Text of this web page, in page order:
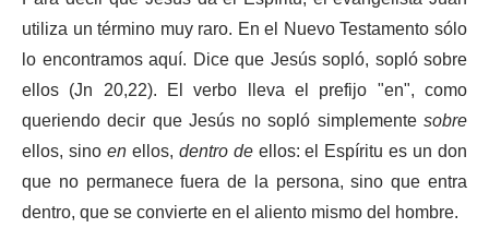
utiliza un término muy raro. En el Nuevo Testamento sólo
lo encontramos aquí. Dice que Jesús sopló, sopló sobre
ellos (Jn 20,22). El verbo lleva el prefijo "en", como
queriendo decir que Jesús no sopló simplementesobre
ellos, sinoenellos,dentro deellos: el Espíritu es un don
que no permanece fuera de la persona, sino que entra
dentro, que se convierte en el aliento mismo del hombre.